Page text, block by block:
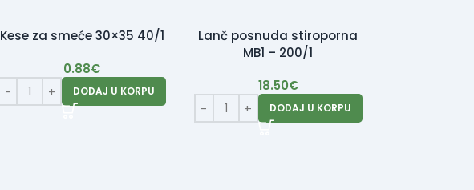
Kese za smeće 30×35 40/1
0.88€
DODAJ U KORPU
Lanč posnuda stiroporna
MB1 – 200/1
18.50€
DODAJ U KORPU